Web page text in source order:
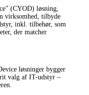
(CYOD) løsning,
virksomhed, tilbyde
inkl. tilbehør, som
der matcher
løsninger bygger
valg af IT-udstyr –